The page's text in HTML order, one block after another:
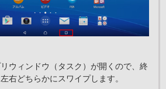
ウィンドウ（タスク）が開くので、終
右どちらかにスワイプします。